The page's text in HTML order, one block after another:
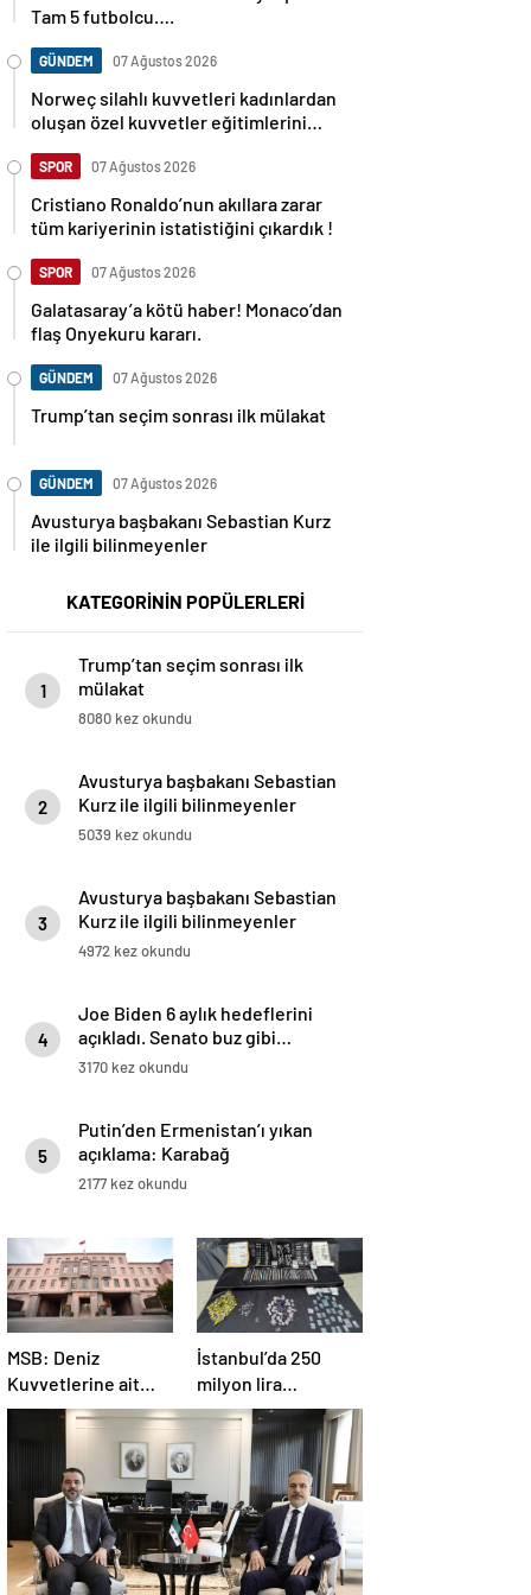
Tam 5 futbolcu….
GÜNDEM 07 Ağustos 2026
Norweç silahlı kuvvetleri kadınlardan
oluşan özel kuvvetler eğitimlerini
SPOR 07 Ağustos 2026
Cristiano Ronaldo’nun akıllara zarar
tüm kariyerinin istatistiğini çıkardık !
SPOR 07 Ağustos 2026
Galatasaray’a kötü haber! Monaco’dan
flaş Onyekuru kararı.
GÜNDEM 07 Ağustos 2026
Trump’tan seçim sonrası ilk mülakat
GÜNDEM 07 Ağustos 2026
Avusturya başbakanı Sebastian Kurz
ile ilgili bilinmeyenler
KATEGORİNİN POPÜLERLERİ
1
Trump’tan seçim sonrası ilk
mülakat
8080 kez okundu
2
Avusturya başbakanı Sebastian
Kurz ile ilgili bilinmeyenler
5039 kez okundu
3
Avusturya başbakanı Sebastian
Kurz ile ilgili bilinmeyenler
4972 kez okundu
4
Joe Biden 6 aylık hedeflerini
açıkladı. Senato buz gibi…
3170 kez okundu
5
Putin’den Ermenistan’ı yıkan
açıklama: Karabağ
Azerbaycan’ın ayrılmaz bir
2177 kez okundu
MSB: Deniz
Kuvvetlerine ait
helikopter Antalya
açıklarında acil iniş
İstanbul’da 250
milyon lira
değerinde değerli
taş ele geçirildi